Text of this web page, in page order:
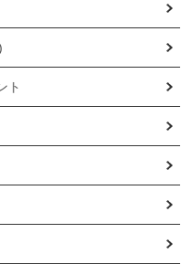
ト